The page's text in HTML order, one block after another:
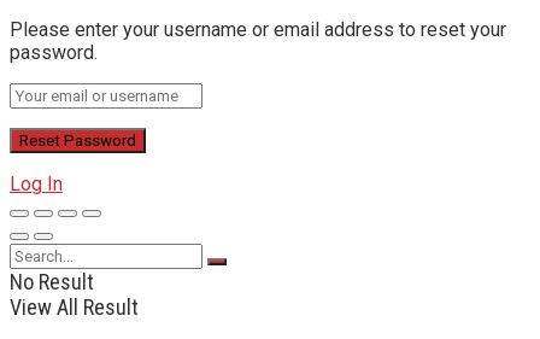
Please enter your username or email address to reset your
password.
Log In
No Result
View All Result